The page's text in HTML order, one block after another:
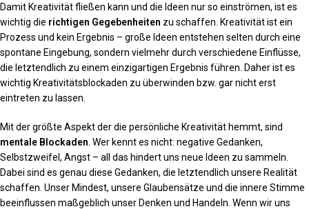
Damit Kreativität fließen kann und die Ideen nur so einströmen, ist es
wichtig die richtigen Gegebenheiten zu schaffen. Kreativität ist ein
Prozess und kein Ergebnis – große Ideen entstehen selten durch eine
spontane Eingebung, sondern vielmehr durch verschiedene Einflüsse,
die letztendlich zu einem einzigartigen Ergebnis führen. Daher ist es
wichtig Kreativitätsblockaden zu überwinden bzw. gar nicht erst
eintreten zu lassen.
Mit der größte Aspekt der die persönliche Kreativität hemmt, sind
mentale Blockaden . Wer kennt es nicht: negative Gedanken,
Selbstzweifel, Angst – all das hindert uns neue Ideen zu sammeln.
Dabei sind es genau diese Gedanken, die letztendlich unsere Realität
schaffen. Unser Mindest, unsere Glaubensätze und die innere Stimme
beeinflussen maßgeblich unser Denken und Handeln. Wenn wir uns